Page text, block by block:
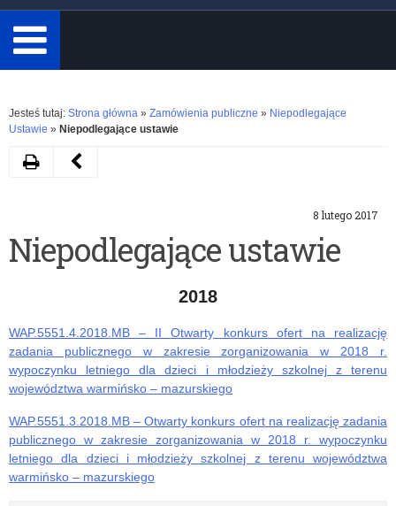
minimum
3
znaki.
Rozwiń
Jesteś tutaj: Strona główna » Zamówienia publiczne » Niepodlegające
Ustawie » Niepodlegające ustawie
8 lutego 2017
Niepodlegające ustawie
2018
WAP.5551.4.2018.MB – II Otwarty konkurs ofert na realizację
zadania publicznego w zakresie zorganizowania w 2018 r.
wypoczynku letniego dla dzieci i młodzieży szkolnej z terenu
województwa warmińsko – mazurskiego
WAP.5551.3.2018.MB – Otwarty konkurs ofert na realizację zadania
publicznego w zakresie zorganizowania w 2018 r. wypoczynku
letniego dla dzieci i młodzieży szkolnej z terenu województwa
warmińsko – mazurskiego
DrukujNastępny
ustawie